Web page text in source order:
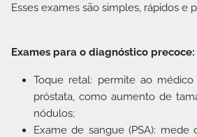
Esses exames são simples, rápidos e
Exames para o diagnóstico precoce:
Toque retal: permite ao
próstata, como aumento de
nódulos;
Exame de sangue (PSA): mede